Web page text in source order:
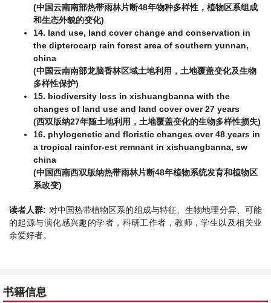
(中国云南南部热带雨林片断48年物种多样性，植物区系组成
和生态外貌的变化)
14. land use, land cover change and conservation in
the dipterocarp rain forest area of southern yunnan,
china
(中国云南南部龙脑香林区域土地利用，土地覆盖变化及生物
多样性保护)
15. biodiversity loss in xishuangbanna with the
changes of land use and land cover over 27 years
(西双版纳27年随土地利用，土地覆盖变化的生物多样性损失)
16. phylogenetic and floristic changes over 48 years in
a tropical rainfor-est remnant in xishuangbanna, sw
china
(中国西南西双版纳热带雨林片断48年植物系统发育和植物区
系改变)
读者人群: 对中国热带植物区系的组成与特征、生物地理分异、可能
的起源与演化感兴趣的学者，科研工作者，教师，学生以及相关业
余爱好者。
书籍信息